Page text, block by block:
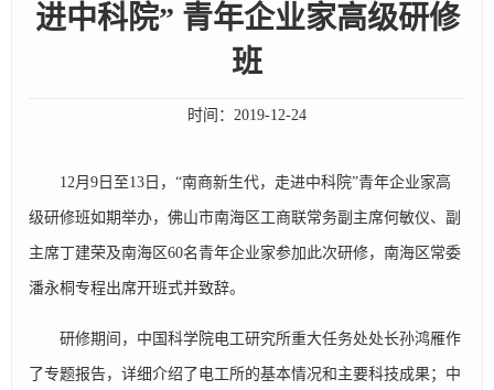
进中科院” 青年企业家高级研修
班
时间： 2019-12-24
12月9日至13日，“南商新生代，走进中科院”青年企业家高
级研修班如期举办，佛山市南海区工商联常务副主席何敏仪、副
主席丁建荣及南海区60名青年企业家参加此次研修，南海区常委
潘永桐专程出席开班式并致辞。
研修期间，中国科学院电工研究所重大任务处处长孙鸿雁作
了专题报告，详细介绍了电工所的基本情况和主要科技成果；中